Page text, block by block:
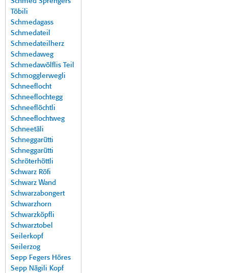
Töbili
Schmedagass
Schmedateil
Schmedateilherz
Schmedaweg
Schmedawölflis Teil
Schmogglerwegli
Schneeflocht
Schneeflochtegg
Schneeflöchtli
Schneeflochtweg
Schneetäli
Schneggarütti
Schneggarütti
Schröterhöttli
Schwarz Röfi
Schwarz Wand
Schwarzabongert
Schwarzhorn
Schwarzköpfli
Schwarztobel
Seilerkopf
Seilerzog
Sepp Fegers Höres
Sepp Nägili Kopf